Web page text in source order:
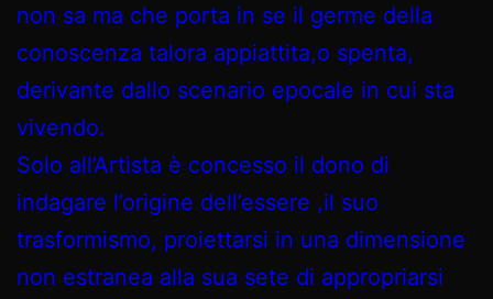
non sa ma che porta in se il germe della
conoscenza talora appiattita,o spenta,
derivante dallo scenario epocale in cui sta
vivendo.
Solo all’Artista è concesso il dono di
indagare l’origine dell’essere ,il suo
trasformismo, proiettarsi in una dimensione
non estranea alla sua sete di appropriarsi